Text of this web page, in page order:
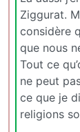
Ziggurat.
considère
que nous
Tout ce
ne peut
ce que je
religions